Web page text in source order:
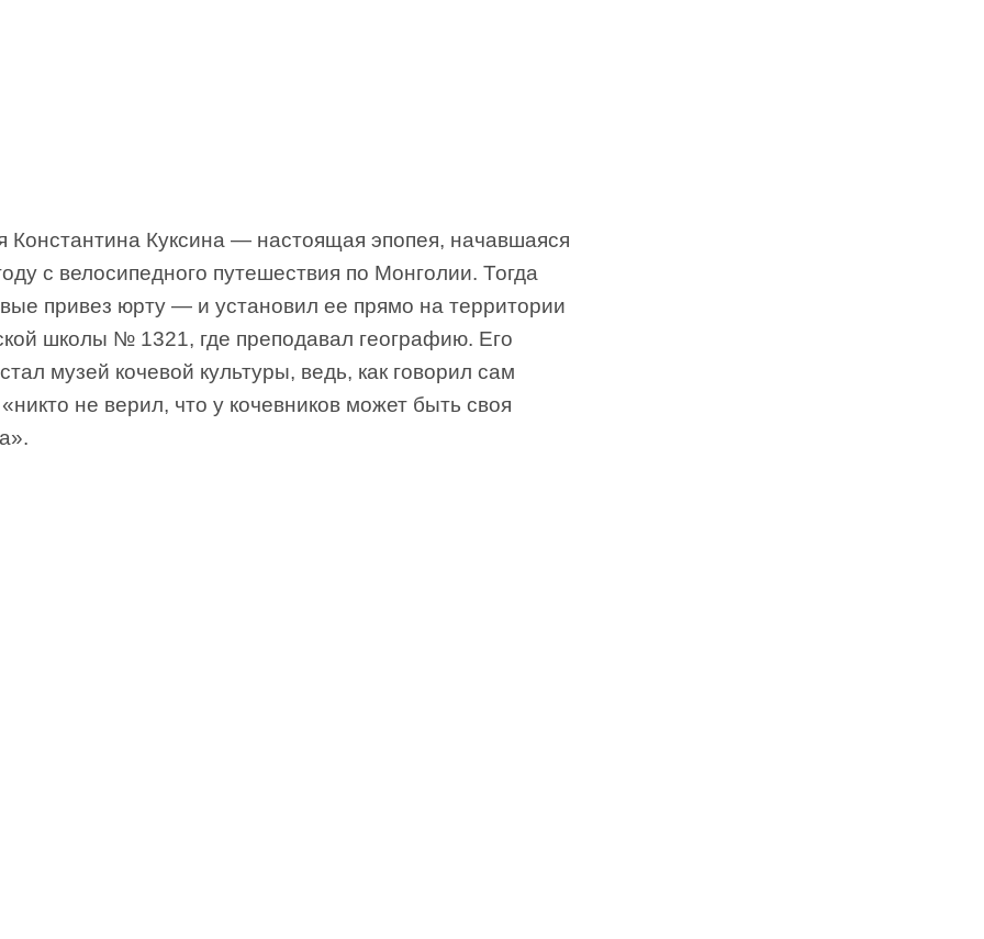
Константина Куксина — настоящая эпопея, начавшаяся
с велосипедного путешествия по Монголии. Тогда
привез юрту — и установил ее прямо на территории
школы № 1321, где преподавал географию. Его
музей кочевой культуры, ведь, как говорил сам
не верил, что у кочевников может быть своя